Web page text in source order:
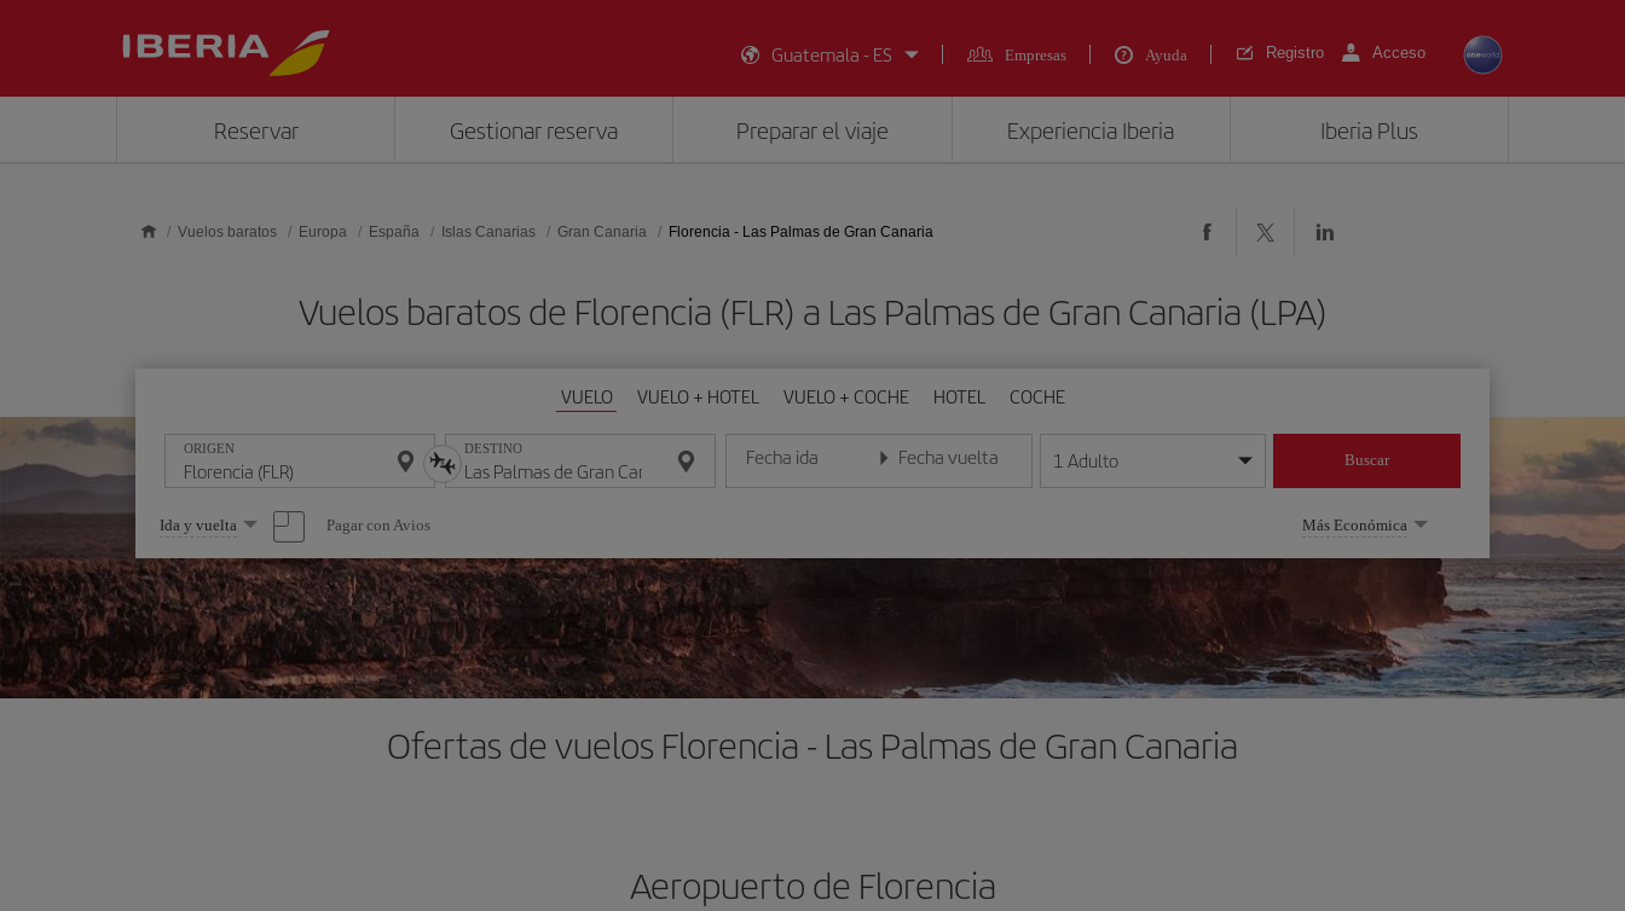
Guatemala - ES
Empresas Ayuda Registro Acceso
Reservar Gestionar reserva Preparar el viaje Experiencia Iberia Iberia Plus
Vuelos baratos Europa España Islas Canarias Gran Canaria Florencia - Las Palmas de Gran Canaria
Vuelos baratos de Florencia (FLR) a Las Palmas de Gran Canaria (LPA)
VUELO VUELO + HOTEL VUELO + COCHE HOTEL COCHE
ORIGEN DESTINO Fecha ida
Introduce la fecha en formato día/mes/año
Fecha vuelta
Introduce la fecha en formato día/mes/año
1 Adulto Buscar
Seleccione
una
opción
Ida y vuelta Pagar con Avios Más Económica
Ofertas de vuelos Florencia - Las Palmas de Gran Canaria
Aeropuerto de Florencia